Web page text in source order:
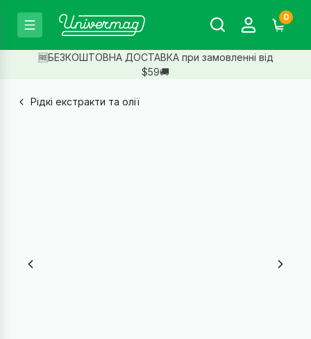
0
🆓БЕЗКОШТОВНА ДОСТАВКА при замовленні від
$59🚚
Рідкі екстракти та олії